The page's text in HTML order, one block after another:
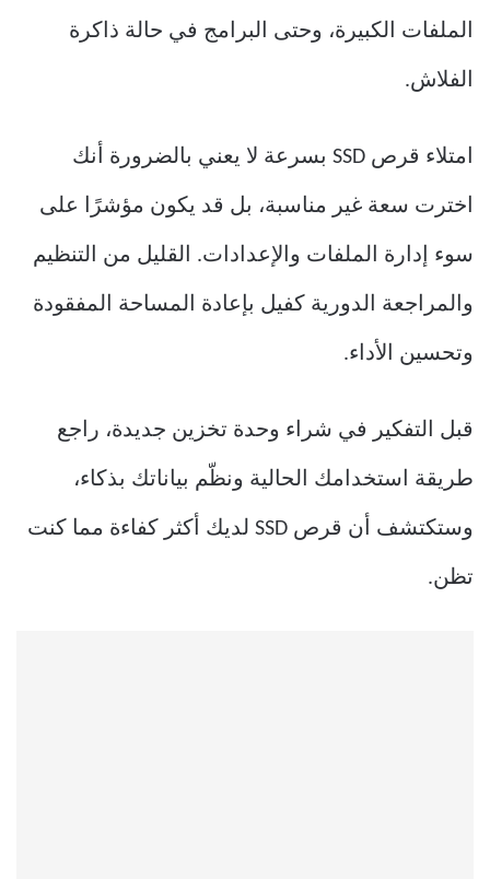
الملفات الكبيرة، وحتى البرامج في حالة ذاكرة
الفلاش.
امتلاء قرص SSD بسرعة لا يعني بالضرورة أنك
اخترت سعة غير مناسبة، بل قد يكون مؤشرًا على
سوء إدارة الملفات والإعدادات. القليل من التنظيم
والمراجعة الدورية كفيل بإعادة المساحة المفقودة
وتحسين الأداء.
قبل التفكير في شراء وحدة تخزين جديدة، راجع
طريقة استخدامك الحالية ونظّم بياناتك بذكاء،
وستكتشف أن قرص SSD لديك أكثر كفاءة مما كنت
تظن.